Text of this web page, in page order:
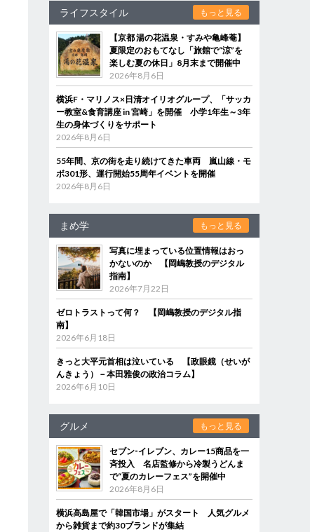
ライフスタイル もっと見る
【京都 湯の花温泉・すみや亀峰菴】
夏限定のおもてなし「旅館で“涼”を
楽しむ夏の休日」8月末まで開催中
2026年8月6日
横浜F・マリノス×日清オイリオグループ、「サッカ
ー教室&食育講座 in 宮崎」を開催 小学1年生～3年
生の身体づくりをサポート
2026年8月6日
55年間、京の街を走り続けてきた車両 嵐山線・モ
ボ301形、運行開始55周年イベントを開催
2026年8月6日
まめ学 もっと見る
写真に埋まっている位置情報はおっ
かないのか 【岡嶋教授のデジタル
指南】
2026年7月22日
ゼロトラストって何？ 【岡嶋教授のデジタル指
南】
2026年6月18日
きっと大平元首相は泣いている 【政眼鏡（せいが
んきょう）－本田雅俊の政治コラム】
2026年6月10日
グルメ もっと見る
セブン‐イレブン、カレー15商品を一
斉投入 名店監修から冷製うどんま
で“夏のカレーフェス”を開催中
2026年8月6日
横浜高島屋で「韓国市場」がスタート 人気グルメ
から雑貨まで約30ブランドが集結